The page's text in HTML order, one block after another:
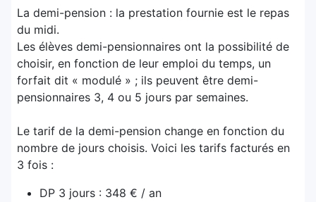
La demi-pension : la prestation fournie est le repas
du midi.
Les élèves demi-pensionnaires ont la possibilité de
choisir, en fonction de leur emploi du temps, un
forfait dit « modulé » ; ils peuvent être demi-
pensionnaires 3, 4 ou 5 jours par semaines.
Le tarif de la demi-pension change en fonction du
nombre de jours choisis. Voici les tarifs facturés en
3 fois :
DP 3 jours : 348 € / an